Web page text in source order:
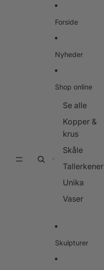
Forside
Nyheder
Shop online
Se alle
Kopper &
krus
Skåle
Tallerkener
Unika
Vaser
Skulpturer